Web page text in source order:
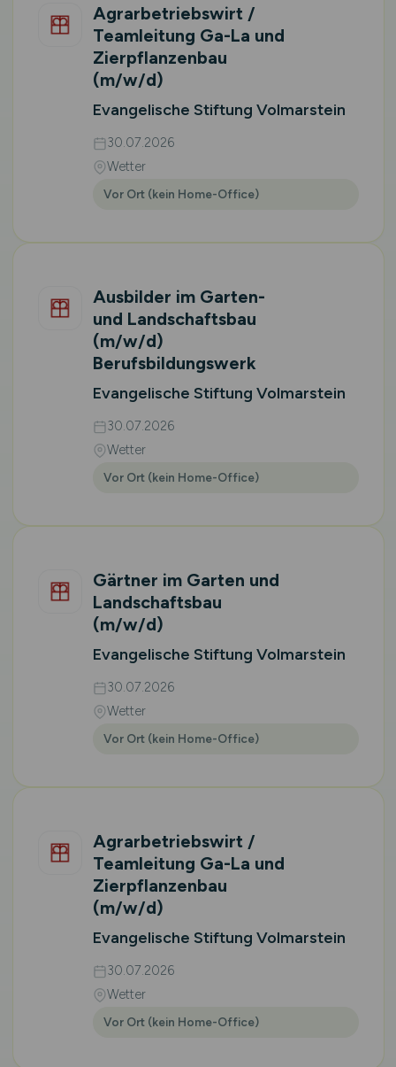
Agrarbetriebswirt /
Teamleitung Ga-La und
Zierpflanzenbau
(m/w/d)
Evangelische Stiftung Volmarstein
30.07.2026
Wetter
Vor Ort (kein Home-Office)
Ausbilder im Garten-
und Landschaftsbau
(m/w/d)
Berufsbildungswerk
Evangelische Stiftung Volmarstein
30.07.2026
Wetter
Vor Ort (kein Home-Office)
Gärtner im Garten und
Landschaftsbau
(m/w/d)
Evangelische Stiftung Volmarstein
30.07.2026
Wetter
Vor Ort (kein Home-Office)
Agrarbetriebswirt /
Teamleitung Ga-La und
Zierpflanzenbau
(m/w/d)
Evangelische Stiftung Volmarstein
30.07.2026
Wetter
Vor Ort (kein Home-Office)